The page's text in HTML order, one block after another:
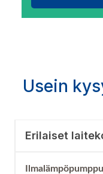
Usein
Erilaiset